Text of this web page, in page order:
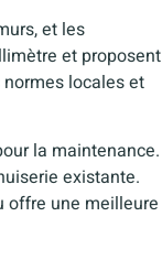
et les
et proposent
locales et
la maintenance.
existante.
offre une meilleure